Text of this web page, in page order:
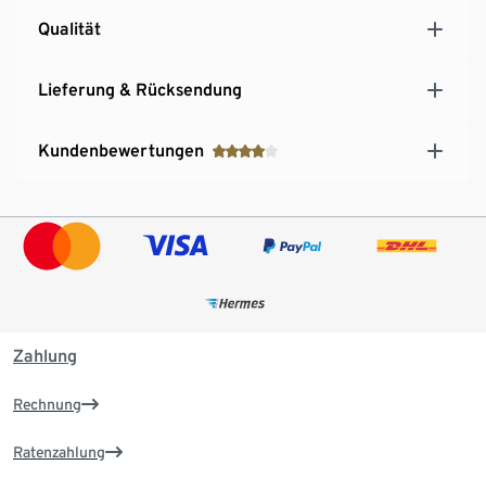
Qualität
Lieferung & Rücksendung
Kundenbewertungen
Zahlung
Rechnung
Ratenzahlung